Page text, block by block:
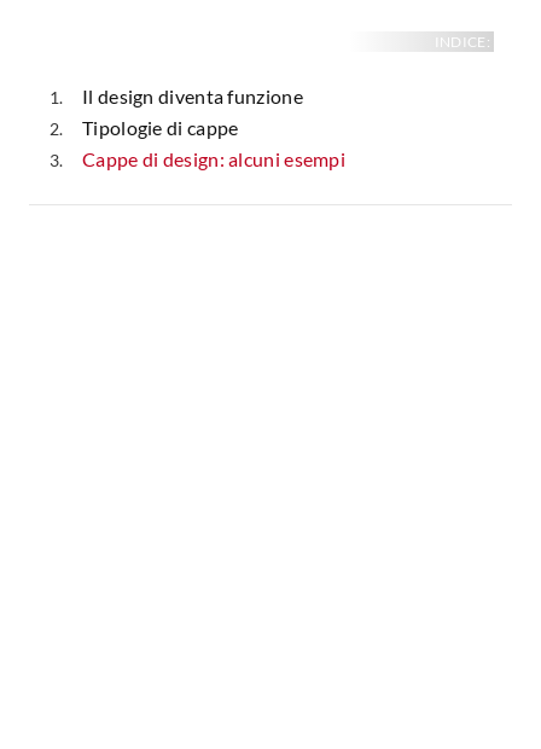
Arredo giardino
Tende da sole
Gazebo
Fai da te in giardino
INDICE:
Il design diventa funzione
Tipologie di cappe
Cappe di design: alcuni esempi